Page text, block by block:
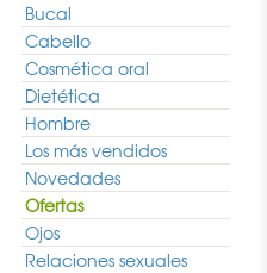
Bucal
Cabello
Cosmética oral
Dietética
Hombre
Los más vendidos
Novedades
Ofertas
Ojos
Relaciones sexuales